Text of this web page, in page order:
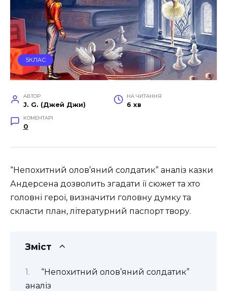
5КЛАС
АВТОР
J. G. (Джей Джи)
НА ЧИТАННЯ
6 хв
КОМЕНТАРІ
0
“Непохитний олов’яний солдатик” аналіз казки
Андерсена дозволить згадати її сюжет та хто
головні герої, визначити головну думку та
скласти план, літературний паспорт твору.
Зміст
“Непохитний олов’яний солдатик”
аналіз